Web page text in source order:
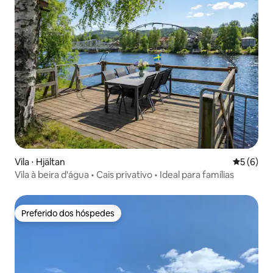
Vila ⋅ Hjältan 5 de
5 (6)
Vila à beira d'água • Cais privativo • Ideal para famílias
Preferido dos hóspedes
Preferido dos hóspedes